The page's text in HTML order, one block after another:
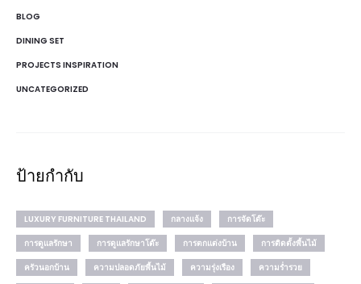
BLOG
DINING SET
PROJECTS INSPIRATION
UNCATEGORIZED
ป้ายกำกับ
LUXURY FURNITURE THAILAND กลางแจ้ง
การจัดโต๊ะ
การดูแลรักษา
การดูแลรักษาโต๊ะ การตกแต่งบ้าน
การติดตั้งพื้นไม้
ครัวนอกบ้าน
ความปลอดภัยพื้นไม้ ความรุ่งเรือง
ความร่ำรวย